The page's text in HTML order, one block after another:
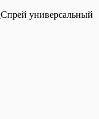
Спрей универсальный